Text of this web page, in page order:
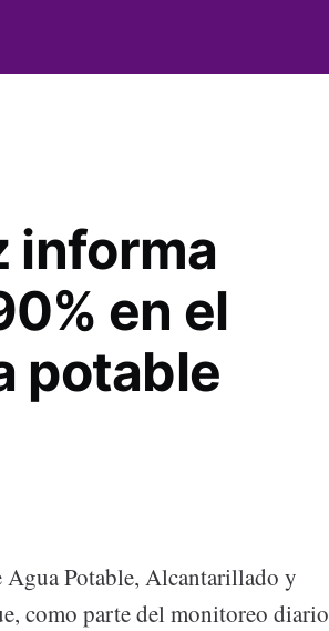
informa
en el
potable
Potable, Alcantarillado y
como parte del monitoreo diario